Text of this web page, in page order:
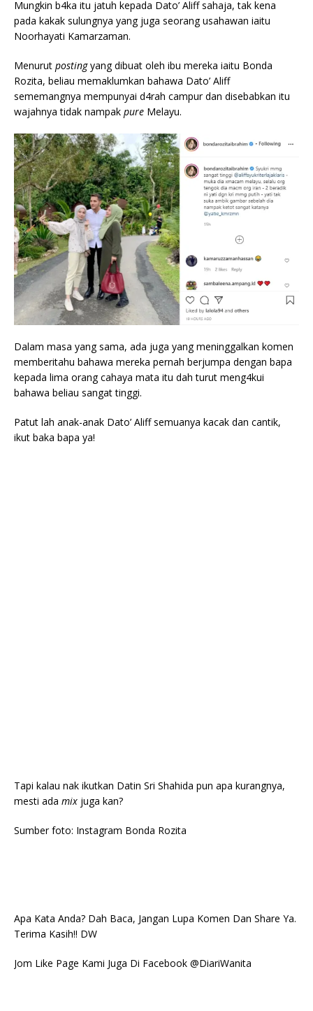
Mungkin b4ka itu jatuh kepada Dato’ Aliff sahaja, tak kena
pada kakak sulungnya yang juga seorang usahawan iaitu
Noorhayati Kamarzaman.
Menurut postingyang dibuat oleh ibu mereka iaitu Bonda
Rozita, beliau memaklumkan bahawa Dato’ Aliff
sememangnya mempunyai d4rah campur dan disebabkan itu
wajahnya tidak nampak pure Melayu.
Dalam masa yang sama, ada juga yang meninggalkan komen
memberitahu bahawa mereka pernah berjumpa dengan bapa
kepada lima orang cahaya mata itu dah turut meng4kui
bahawa beliau sangat tinggi.
Patut lah anak-anak Dato’ Aliff semuanya kacak dan cantik,
ikut baka bapa ya!
Tapi kalau nak ikutkan Datin Sri Shahida pun apa kurangnya,
mesti ada mix juga kan?
Sumber foto: Instagram Bonda Rozita
Apa Kata Anda? Dah Baca, Jangan Lupa Komen Dan Share Ya.
Terima Kasih!! DW
Jom Like Page Kami Juga Di Facebook @DiariWanita